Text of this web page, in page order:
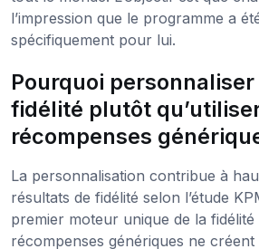
l’impression que le programme a
spécifiquement pour lui.
Pourquoi
fidélité plutôt
récompenses
La personnalisation contribue à
résultats de fidélité selon l’étude
premier moteur unique de la fidélité
récompenses génériques ne créent